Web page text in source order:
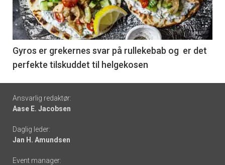
nå
-
6
Gyros er grekernes svar på rullekebab og er det
perfekte tilskuddet til helgekosen
Footer
-
links
Ansvarlig redaktør:
Aase E. Jacobsen
Daglig leder:
Jan H. Amundsen
Event manager: